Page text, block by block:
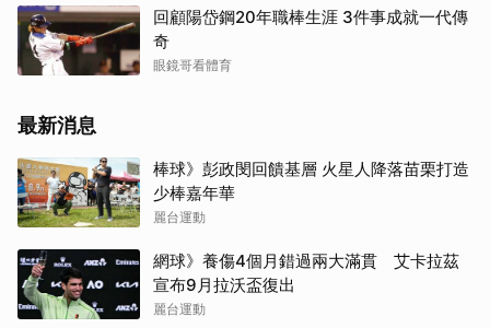
回顧陽岱鋼20年職棒生涯 3件事成就一代傳
奇
眼鏡哥看體育
最新消息
棒球》彭政閔回饋基層 火星人降落苗栗打造
少棒嘉年華
麗台運動
網球》養傷4個月錯過兩大滿貫 艾卡拉茲
宣布9月拉沃盃復出
麗台運動